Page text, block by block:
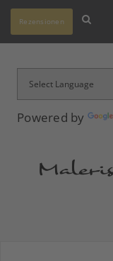
Powered by
Rezensionen